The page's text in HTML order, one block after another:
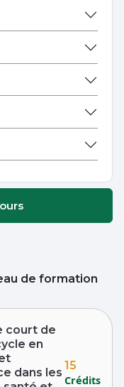
de formation
court de
en
dans les
15
Crédits